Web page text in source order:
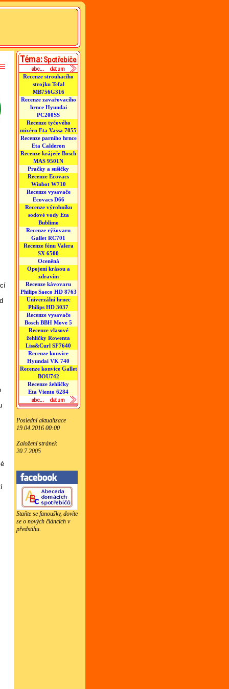
Recenze strouhacího
strojku Tefal
MB756G316
Recenze zavařovacího
hrnce Hyundai
PC200SS
Recenze tyčového
mixéru Eta Vassa 7055
Recenze parního hrnce
Eta Calderon
Recenze kráječe Bosch
MAS 9501N
Pračky a sušičky
Recenze Ecovacs
Winbot W710
Recenze vysavače
Ecovacs D66
Recenze výrobníku
sodové vody Eta
Bublimo
Recenze rýžovaru
Gallet RC701
Recenze fénu Valera
SX 6500
Oceněná
Opojení krásou a
zdravím
Recenze kávovaru
Philips Saeco HD 8763
Univerzální hrnec
Philips HD 3037
Recenze vysavače
Bosch BBH Move 5
Recenze vlasové
žehličky Rowenta
Liss&Curl SF7640
Recenze konvice
Hyundai VK 740
Recenze konvice Gallet
BOU742
Recenze žehličky
Eta Viento 6284
Poslední aktualizace
19.04.2016 00:00
Založení stránek
20.7.2005
Staňte se fanoušky, dovíte
se o nových článcích v
předstihu.